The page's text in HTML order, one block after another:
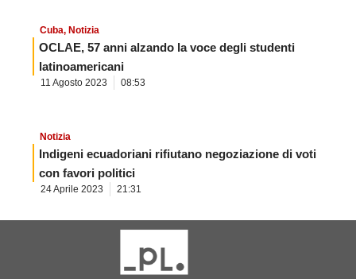
Cuba, Notizia
OCLAE, 57 anni alzando la voce degli studenti
latinoamericani
11 Agosto 2023 08:53
Notizia
Indigeni ecuadoriani rifiutano negoziazione di voti
con favori politici
24 Aprile 2023 21:31